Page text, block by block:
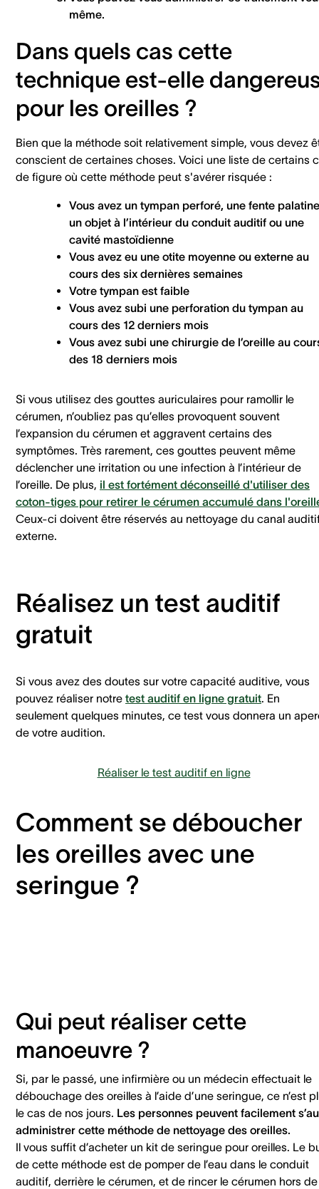
même.
Dans quels cas cette
technique est-elle
pour les oreilles ?
Bien que la méthode soit relativement simple, vous devez
conscient de certaines choses. Voici une liste de certains
de figure où cette méthode peut s'avérer risquée :
Vous avez un tympan perforé, une fente
un objet à l’intérieur du conduit auditif ou une
cavité mastoïdienne
Vous avez eu une otite moyenne ou externe au
cours des six dernières semaines
Votre tympan est faible
Vous avez subi une perforation du tympan au
cours des 12 derniers mois
Vous avez subi une chirurgie de l’oreille au
des 18 derniers mois
Si vous utilisez des gouttes auriculaires pour ramollir le
cérumen, n’oubliez pas qu’elles provoquent souvent
l’expansion du cérumen et aggravent certains des
symptômes. Très rarement, ces gouttes peuvent même
déclencher une irritation ou une infection à l’intérieur de
l’oreille. De plus, il est fortément déconseillé d'utiliser des
coton-tiges pour retirer le cérumen accumulé dans
Ceux-ci doivent être réservés au nettoyage du canal
externe.
Réalisez un test auditif
gratuit
Si vous avez des doutes sur votre capacité auditive, vous
pouvez réaliser notre test auditif en ligne gratuit. En
seulement quelques minutes, ce test vous donnera un
de votre audition.
Réaliser le test auditif en ligne
Comment se déboucher
les oreilles avec une
seringue ?
Qui peut réaliser cette
manoeuvre ?
Si, par le passé, une infirmière ou un médecin effectuait le
débouchage des oreilles à l’aide d’une seringue, ce n’est
le cas de nos jours. Les personnes peuvent facilement
administrer cette méthode de nettoyage des oreilles.
Il vous suffit d’acheter un kit de seringue pour oreilles. Le
de cette méthode est de pomper de l’eau dans le conduit
auditif, derrière le cérumen, et de rincer le cérumen hors de